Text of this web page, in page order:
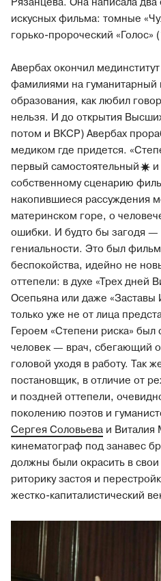
искусных фильма: томные
горько-пророческий «Голос»
Авербах окончил
фамилиями на гуманитарный
образования, как любил
нельзя. И до открытия
потом и ВКСР) Авербах
медиком где придется.
первый самостоятельный
собственному сценарию
накопившиеся рассуждения
материнском горе, о
ошибки. И будто бы загодя
гениальности. Это был
беспокойства, идейно не
оттепели: в духе «Трех дней
Осепьяна или даже
только уже не от лица
Героем «Степени риска»
человек — врач, сбегающий
головой уходя в работу. Так
постановщик, в отличие от
и поздней оттепели,
поколению поэтов и
Сергея Соловьева и
кинематограф под занавес
должны были окрасить в свои
риторику застоя и
жестко-капиталистический